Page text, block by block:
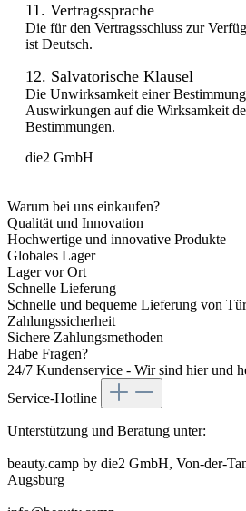
11. Vertragssprache
Die für den Vertragsschluss zur
ist Deutsch.
12. Salvatorische Klausel
Die Unwirksamkeit einer
Auswirkungen auf die Wirksamkeit
Bestimmungen.
die2 GmbH
Warum bei uns einkaufen?
Qualität und Innovation
Hochwertige und innovative Produkte
Globales Lager
Lager vor Ort
Schnelle Lieferung
Schnelle und bequeme Lieferung von
Zahlungssicherheit
Sichere Zahlungsmethoden
Habe Fragen?
24/7 Kundenservice - Wir sind hier und
Service-Hotline
Unterstützung und Beratung unter:
beauty.camp by die2 GmbH, Von-der-
Augsburg